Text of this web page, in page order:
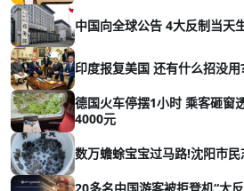
中国向全球公告 4大反制当天
印度报复美国 还有什么招没用
德国火车停摆1小时 乘客砸窗
4000元
数万蟾蜍宝宝过马路!沈阳市
20多名中国游客被拒登机“大